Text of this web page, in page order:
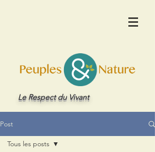
Le Respect du Vivant
Post
Tous les posts